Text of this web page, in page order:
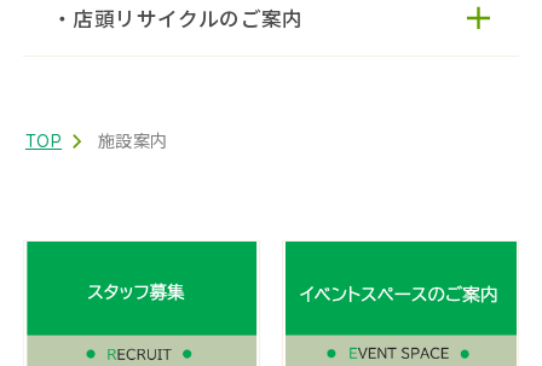
・店頭リサイクルのご案内
TOP 施設案内